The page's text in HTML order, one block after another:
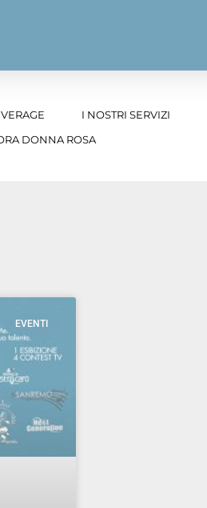
I NOSTRI SERVIZI
DONNA ROSA
EVENTI